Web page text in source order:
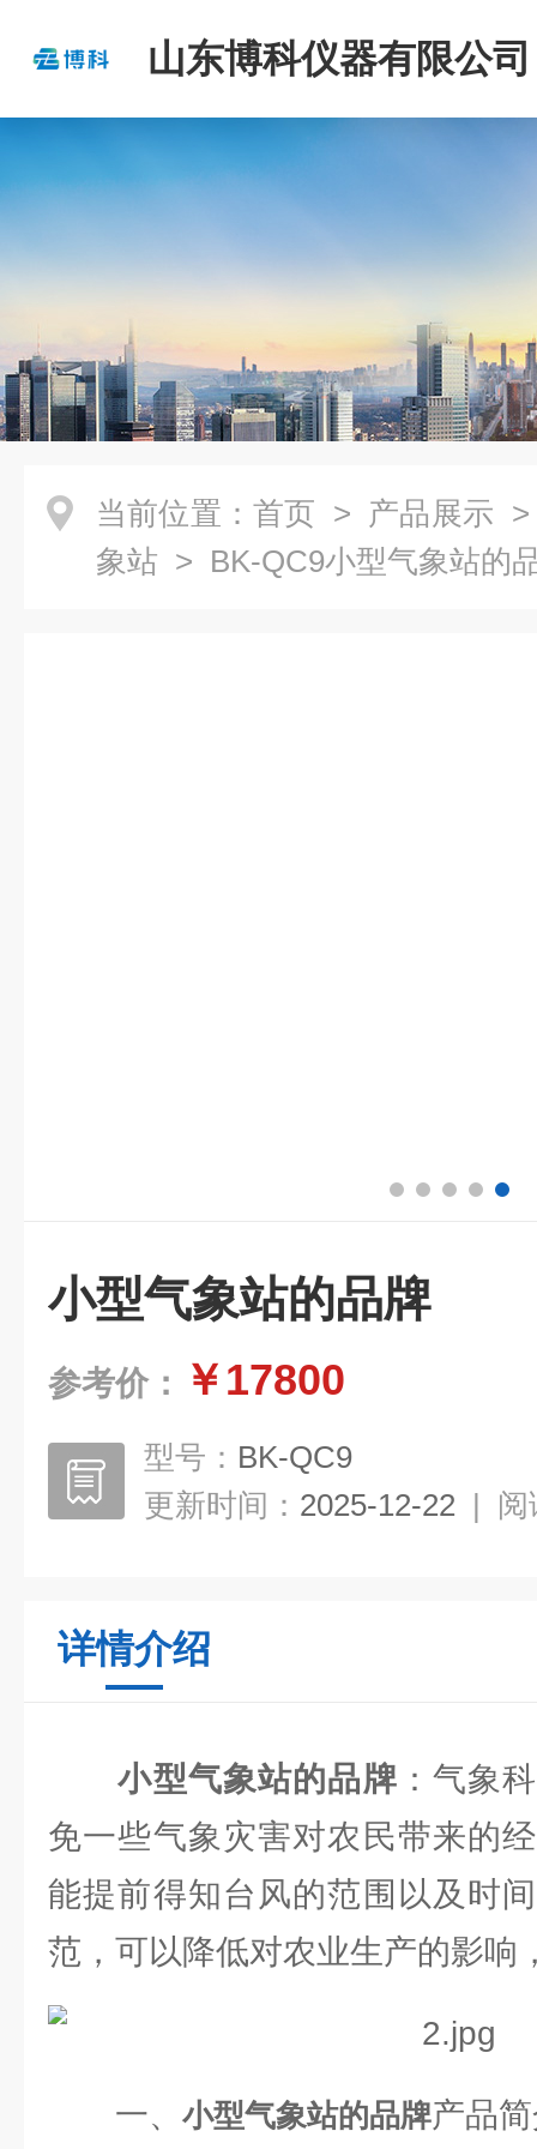
山东博科仪器有限公司
当前位置： 首页 > 产品展示
象站 > BK-QC9小型气象站的
小型气象站的品牌
参考价： ￥17800
型号： BK-QC9
更新时间： 2025-12-22 | 阅
详情介绍
小型气象站的品牌 ：气象
免一些气象灾害对农民带来的
能提前得知台风的范围以及时
范，可以降低对农业生产的影响
一、 小型气象站的品牌产品